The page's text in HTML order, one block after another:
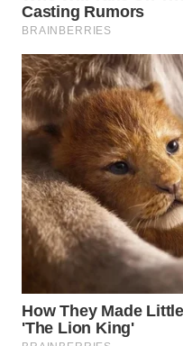
Group
WAHANA
NEWS
WAHANA
TANI
WAHANA
ADVOKAT
WAHANA
INFRASTRUKTUR
WAHANA
KONSUMEN